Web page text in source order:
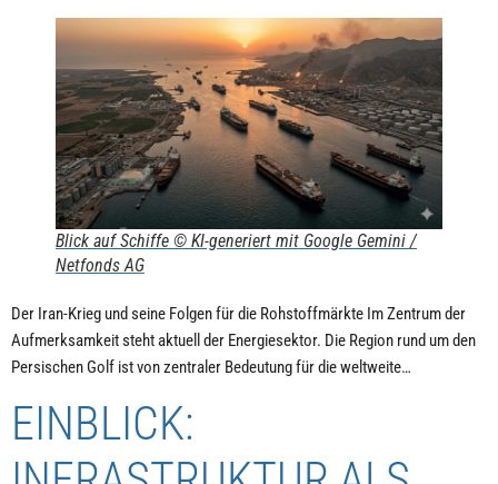
Blick auf Schiffe © KI-generiert mit Google Gemini /
Netfonds AG
Der Iran-Krieg und seine Folgen für die Rohstoffmärkte Im Zentrum der
Aufmerksamkeit steht aktuell der Energiesektor. Die Region rund um den
Persischen Golf ist von zentraler Bedeutung für die weltweite…
EINBLICK: